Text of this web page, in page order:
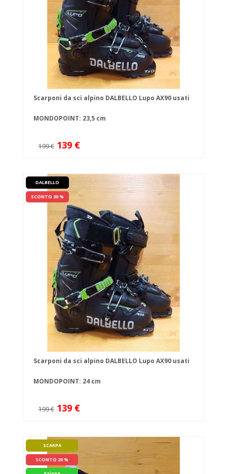
Scarponi da sci alpino DALBELLO Lupo AX90 usati
MONDOPOINT: 23,5 cm
199 € 139 €
DALBELLO
SCONTO 30 %
Scarponi da sci alpino DALBELLO Lupo AX90 usati
MONDOPOINT: 24 cm
199 € 139 €
SCARPA
SCONTO 20 %